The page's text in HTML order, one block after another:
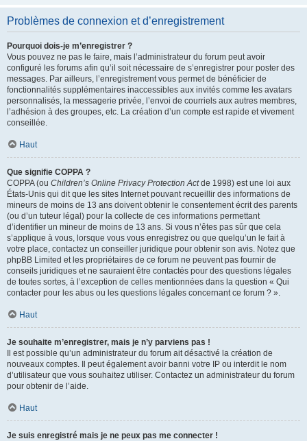
Problèmes de connexion et d’enregistrement
Pourquoi dois-je m’enregistrer ?
Vous pouvez ne pas le faire, mais l’administrateur du forum peut avoir
configuré les forums afin qu’il soit nécessaire de s’enregistrer pour poster des
messages. Par ailleurs, l’enregistrement vous permet de bénéficier de
fonctionnalités supplémentaires inaccessibles aux invités comme les avatars
personnalisés, la messagerie privée, l’envoi de courriels aux autres membres,
l’adhésion à des groupes, etc. La création d’un compte est rapide et vivement
conseillée.
Haut
Que signifie COPPA ?
COPPA (ou Children’s Online Privacy Protection Actde 1998) est une loi aux
États-Unis qui dit que les sites Internet pouvant recueillir des informations de
mineurs de moins de 13 ans doivent obtenir le consentement écrit des parents
(ou d’un tuteur légal) pour la collecte de ces informations permettant
d’identifier un mineur de moins de 13 ans. Si vous n’êtes pas sûr que cela
s’applique à vous, lorsque vous vous enregistrez ou que quelqu’un le fait à
votre place, contactez un conseiller juridique pour obtenir son avis. Notez que
phpBB Limited et les propriétaires de ce forum ne peuvent pas fournir de
conseils juridiques et ne sauraient être contactés pour des questions légales
de toutes sortes, à l’exception de celles mentionnées dans la question « Qui
contacter pour les abus ou les questions légales concernant ce forum ? ».
Haut
Je souhaite m’enregistrer, mais je n’y parviens pas !
Il est possible qu’un administrateur du forum ait désactivé la création de
nouveaux comptes. Il peut également avoir banni votre IP ou interdit le nom
d’utilisateur que vous souhaitez utiliser. Contactez un administrateur du forum
pour obtenir de l’aide.
Haut
Je suis enregistré mais je ne peux pas me connecter !